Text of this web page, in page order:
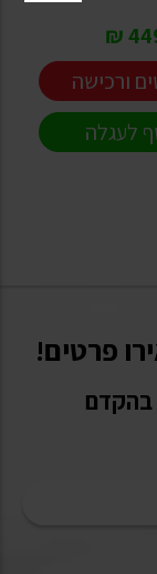
449
ורכישה
לעגלה
פרטים!
בהקדם